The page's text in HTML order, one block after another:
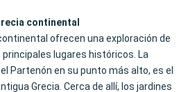
continental
ofrecen una exploración de
principales lugares históricos. La
Partenón en su punto más alto, es el
Grecia. Cerca de allí, los jardines